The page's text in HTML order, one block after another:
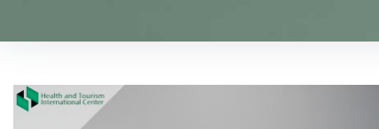
კორონავირუსი